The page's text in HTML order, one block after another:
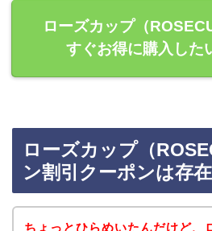
ローズカップ（
すぐお得に購入した
ローズカップ（
ン割引クーポンは存
ちょっとひらめいたんだけど、